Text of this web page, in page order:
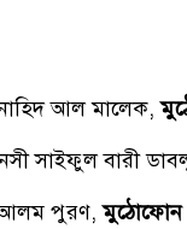
আল মালেক,
সাইফুল বারী
পুরণ,মুঠোফোন